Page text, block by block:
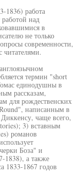
1836) работа
над
в
не только
современности,
читателями.
термин "short
единодушны в
рассказам,
для рождественских
написанным в
чаще всего,
3) вставным
романов
Боза" и
1838), а также
1833-1867 годов